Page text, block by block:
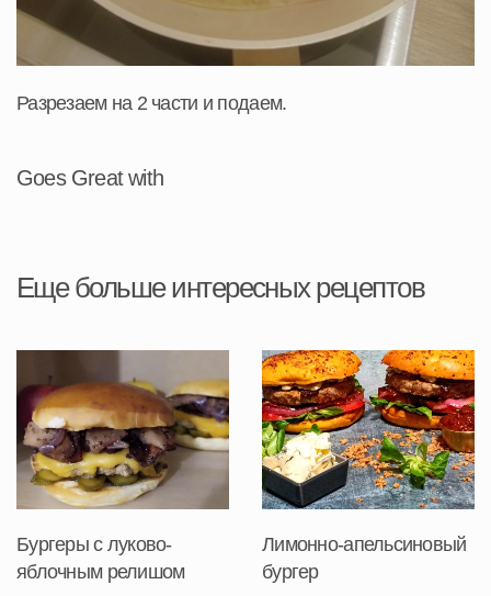
Разрезаем на 2 части и подаем.
Goes Great with
Еще больше интересных рецептов
Бургеры с луково-
яблочным релишом
Лимонно-апельсиновый
бургер